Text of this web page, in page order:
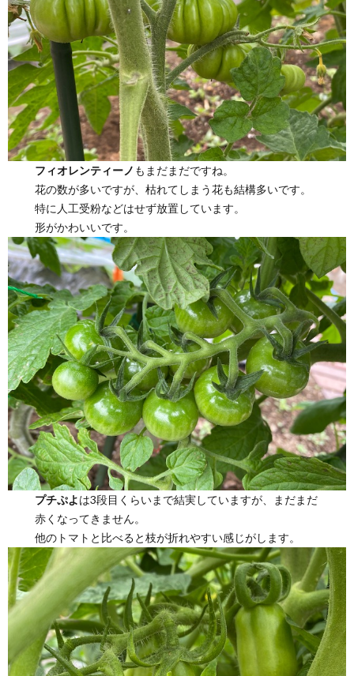
フィオレンティーノ もまだまだですね。
花の数が多いですが、枯れてしまう花も結構多いです。
特に人工受粉などはせず放置しています。
形がかわいいです。
プチぷよは3段目くらいまで結実していますが、まだまだ
赤くなってきません。
他のトマトと比べると枝が折れやすい感じがします。